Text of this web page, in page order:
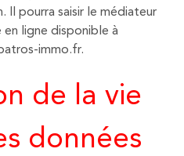
Il pourra saisir le médiateur
ligne disponible à
immo.fr.
de la vie
données